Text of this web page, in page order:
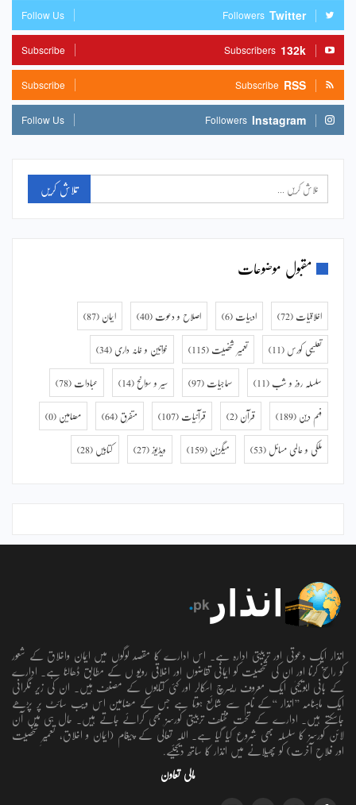
Twitter
Followers
Follow Us
132k
Subscribers
Subscribe
RSS
Subscribe
Subscribe
Instagram
Followers
Follow Us
مقبول موضوعات
اخلاقیات (72) ادبیات (6) اصلاح و دعوت (40) ایمان (87)
تعلیمی کورس (11) تعمیر شخصیت (115) خواتین و خانہ داری (34)
سلسلہ روز و شب (11) سماجیات (97) سیر و سوانح (14) عبادات (78)
فہم دین (189) قرآن (2) قرآنیات (107) متفرق (64) مضامین (0)
ملکی و عالمی مسائل (53) میگزین (159) ویڈیوز (27) کتابیں (28)
انذار ایک دعوتی اور تربیتی ادارہ ہے۔ اس ادارے کا مقصد لوگوں میں ایمان واخلاق کے شعور
کو راسخ کرنا اور ان کی شخصیت کو ایمانی تقاضوں اور اخلاقی رویو ں کے مطابق ڈھالنا ہے۔ ادارے
کے بانی ابویحییٰ ایک معروف ریسرچ اسکالر اور کئی کتابوں کے مصنف ہیں۔ ان کی زیر نگرانی
ایک ماہنامہ ’’انذار ‘‘کے نام سے شائع ہوتا ہے جس کے مضامین اس ویب سائٹ پر پڑھے
جاسکتے ہیں۔ ادارے کے تحت مختلف تربیتی کورسز بھی کرائے جاتے ہیں۔ حال ہی میں آن
لائن کورسز کا سلسلہ بھی شروع کیا گیا ہے۔ اللہ تعالٰی کے پیغام (ایمان و اخلاق، تعمیرِ شخصیت
اور فلاحِ آخرت) کو پھیلانے میں انذار کا ساتھ دیجئیے.
مالی تعاون